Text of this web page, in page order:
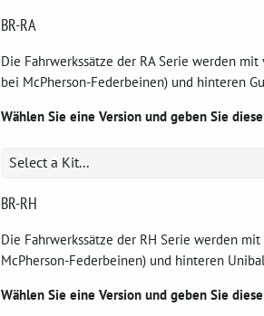
BR-RA
Die Fahrwerkssätze der RA Serie werden
bei McPherson-Federbeinen) und hinteren
Wählen Sie eine Version und geben Sie
Select a Kit...
BR-RH
Die Fahrwerkssätze der RH Serie werden
McPherson-Federbeinen) und hinteren
Wählen Sie eine Version und geben Sie